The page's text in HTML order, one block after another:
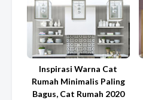
Inspirasi Warna Cat
Rumah Minimalis Paling
Bagus, Cat Rumah 2020